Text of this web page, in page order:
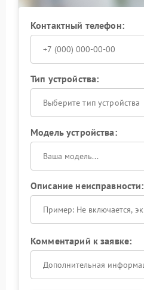
Контактный телефон:
Тип устройства:
Выберите тип устройства
Модель устройства:
Описание неисправности:
Комментарий к заявке: